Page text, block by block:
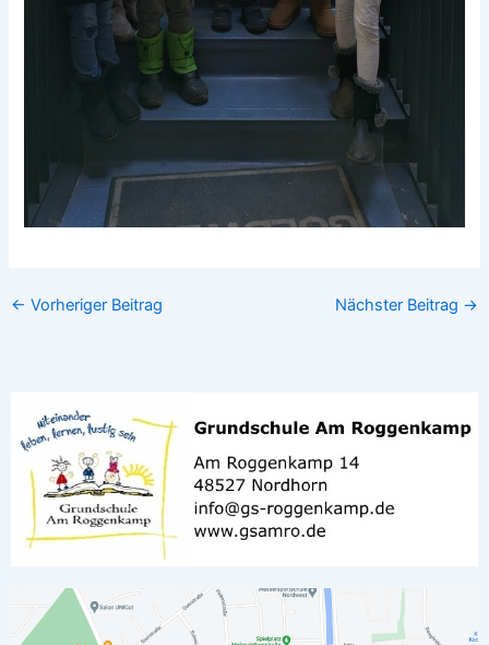
← Vorheriger Beitrag Nächster Beitrag →